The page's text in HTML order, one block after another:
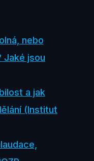
nebo
Jaké jsou
a jak
(Institut